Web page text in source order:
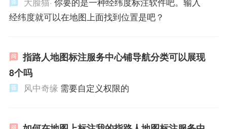
经纬度就可以在地图上面找到位置是吧？
指路人地图标注服务中心铺导航分类可以展现
8个吗
风中奇缘 需要自定义权限的